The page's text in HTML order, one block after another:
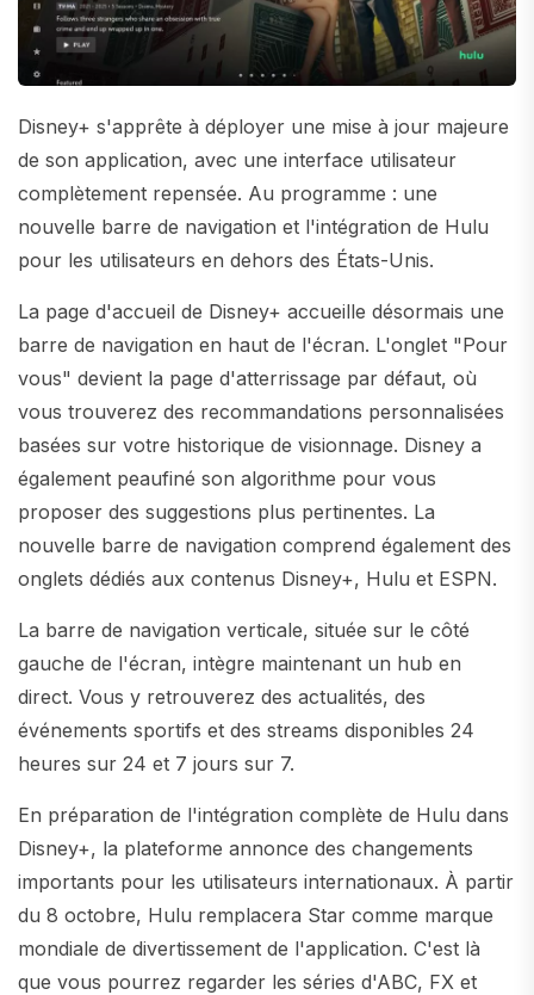
Disney+ s'apprête à déployer une mise à jour majeure
de son application, avec une interface utilisateur
complètement repensée. Au programme : une
nouvelle barre de navigation et l'intégration de Hulu
pour les utilisateurs en dehors des États-Unis.
La page d'accueil de Disney+ accueille désormais une
barre de navigation en haut de l'écran. L'onglet "Pour
vous" devient la page d'atterrissage par défaut, où
vous trouverez des recommandations personnalisées
basées sur votre historique de visionnage. Disney a
également peaufiné son algorithme pour vous
proposer des suggestions plus pertinentes. La
nouvelle barre de navigation comprend également des
onglets dédiés aux contenus Disney+, Hulu et ESPN.
La barre de navigation verticale, située sur le côté
gauche de l'écran, intègre maintenant un hub en
direct. Vous y retrouverez des actualités, des
événements sportifs et des streams disponibles 24
heures sur 24 et 7 jours sur 7.
En préparation de l'intégration complète de Hulu dans
Disney+, la plateforme annonce des changements
importants pour les utilisateurs internationaux. À partir
du 8 octobre, Hulu remplacera Star comme marque
mondiale de divertissement de l'application. C'est là
que vous pourrez regarder les séries d'ABC, FX et